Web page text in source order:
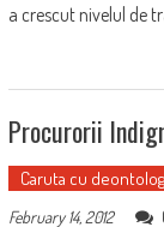
a crescut nivelul de
Procurorii
Caruta cu
February 14, 2012